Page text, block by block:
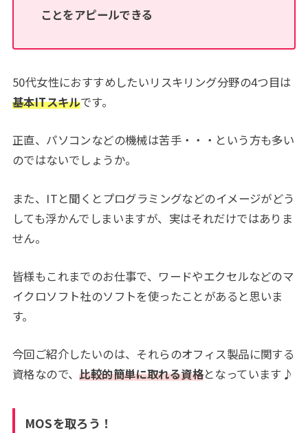
ことをアピールできる
50代女性におすすめしたいリスキリング分野の4つ目は
基本ITスキルです。
正直、パソコンなどの機械は苦手・・・という方も多い
のではないでしょうか。
また、ITと聞くとプログラミングなどのイメージがどう
しても浮かんでしまいますが、実はそれだけではありま
せん。
皆様もこれまでのお仕事で、ワードやエクセルなどのマ
イクロソフト社のソフトを使ったことがあると思いま
す。
今回ご紹介したいのは、それらのオフィス製品に関する
資格なので、比較的簡単に取れる資格となっています♪
MOSを取ろう！